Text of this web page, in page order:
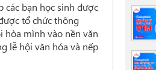
các bạn học sinh được
tổ chức thông
hòa mình vào nền văn
lễ hội văn hóa và nếp